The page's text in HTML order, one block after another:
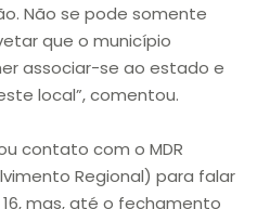
Não se pode somente
que o município
associar-se ao estado e
local”, comentou.
contato com o MDR
Regional) para falar
mas, até o fechamento